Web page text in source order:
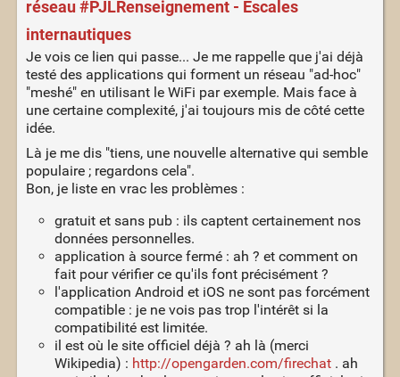
réseau #PJLRenseignement - Escales
internautiques
Je vois ce lien qui passe... Je me rappelle que j'ai déjà
testé des applications qui forment un réseau "ad-hoc"
"meshé" en utilisant le WiFi par exemple. Mais face à
une certaine complexité, j'ai toujours mis de côté cette
idée.
Là je me dis "tiens, une nouvelle alternative qui semble
populaire ; regardons cela".
Bon, je liste en vrac les problèmes :
gratuit et sans pub : ils captent certainement nos
données personnelles.
application à source fermé : ah ? et comment on
fait pour vérifier ce qu'ils font précisément ?
l'application Android et iOS ne sont pas forcément
compatible : je ne vois pas trop l'intérêt si la
compatibilité est limitée.
il est où le site officiel déjà ? ah là (merci
Wikipedia) : http://opengarden.com/firechat. ah